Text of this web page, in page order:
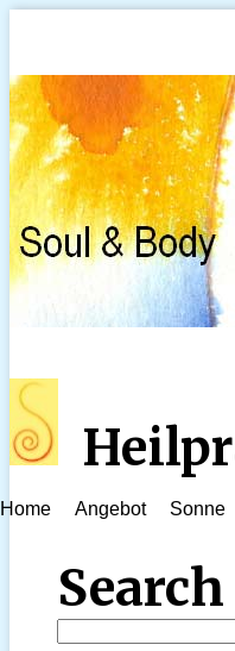
Home Angebot Sonne